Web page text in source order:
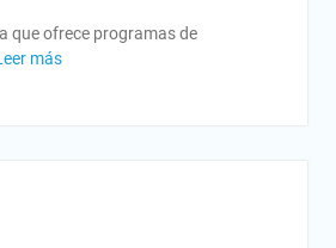
que ofrece programas de
más